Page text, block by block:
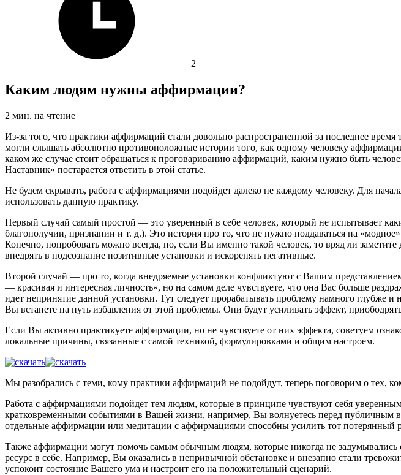
2
Каким людям нужны аффирмации?
2 мин. на чтение
Из-за того, что практики аффирмаций стали довольно распространенной за последнее
могли слышать абсолютно противоположные истории того, как одному человеку
каком же случае стоит обращаться к проговариванию аффирмаций, каким нужно быть
Наставник» постарается ответить в этой статье.
Не будем скрывать, работа с аффирмациями подойдет далеко не каждому человеку. Для
использовать данную практику.
Первый случай самый простой — это уверенный в себе человек, который не испытывает
благополучии, признании и т. д.). Это история про то, что не нужно поддаваться на
Конечно, попробовать можно всегда, но, если Вы именно такой человек, то вряд ли
внедрять в подсознание позитивные установки и искоренять негативные.
Второй случай — про то, когда внедряемые установки конфликтуют с Вашим
— красивая и интересная личность», но на самом деле чувствуете, что она Вас больше
идет непринятие данной установки. Тут следует прорабатывать проблему намного глубже и
Вы встанете на путь избавления от этой проблемы. Они будут усиливать эффект,
Если Вы активно практикуете аффирмации, но не чувствуете от них эффекта, советуем
локальные причины, связанные с самой техникой, формулировками и общим настроем.
Мы разобрались с теми, кому практики аффирмаций не подойдут, теперь поговорим о тех,
Работа с аффирмациями подойдет тем людям, которые в принципе чувствуют себя
кратковременными событиями в Вашей жизни, например, Вы волнуетесь перед публичным
отдельные аффирмации или медитации с аффирмациями способны усилить тот потерянный
Также аффирмации могут помочь самым обычным людям, которые никогда не
ресурс в себе. Например, Вы оказались в непривычной обстановке и внезапно стали
успокоит состояние Вашего ума и настроит его на положительный сценарий.